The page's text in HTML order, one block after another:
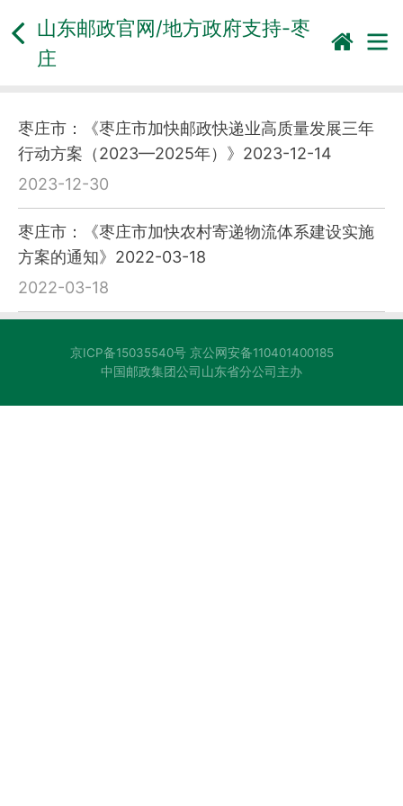
山东邮政官网/地方政府支持-枣
庄
枣庄市：《枣庄市加快邮政快递业高质量发展三年
行动方案（2023—2025年）》2023-12-14
2023-12-30
枣庄市：《枣庄市加快农村寄递物流体系建设实施
方案的通知》2022-03-18
2022-03-18
京ICP备15035540号 京公网安备110401400185
中国邮政集团公司山东省分公司主办